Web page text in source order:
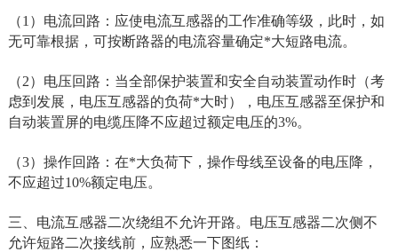
（1）电流回路：应使电流互感器的工作准确等级，此时，如
无可靠根据，可按断路器的电流容量确定*大短路电流。
（2）电压回路：当全部保护装置和安全自动装置动作时（考
虑到发展，电压互感器的负荷*大时），电压互感器至保护和
自动装置屏的电缆压降不应超过额定电压的3%。
（3）操作回路：在*大负荷下，操作母线至设备的电压降，
不应超过10%额定电压。
三、电流互感器二次绕组不允许开路。电压互感器二次侧不
允许短路二次接线前，应熟悉一下图纸：